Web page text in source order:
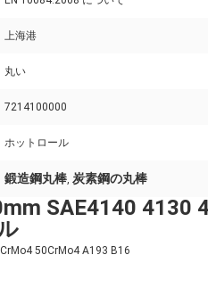
上海港
丸い
7214100000
ホットロール
鍛造鋼丸棒, 炭素鋼の丸棒
SAE4140 4130
50CrMo4 A193 B16